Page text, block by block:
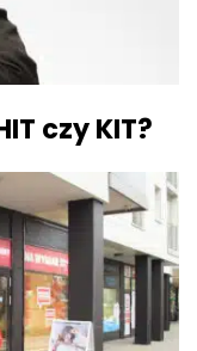
czy KIT?